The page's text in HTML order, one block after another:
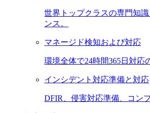
世界トップクラスの専門知
ンス。
マネージド検知および対応
環境全体で24時間365日対応
インシデント対応準備と対応
DFIR、侵害対応準備、コン